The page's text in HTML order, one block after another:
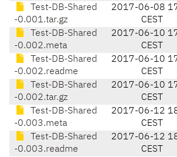
Test-DB-Shared
-0.001.tar.gz
2017-06-08
CEST
Test-DB-Shared
-0.002.meta
2017-06-10
CEST
Test-DB-Shared
-0.002.readme
2017-06-10
CEST
Test-DB-Shared
-0.002.tar.gz
2017-06-10
CEST
Test-DB-Shared
-0.003.meta
2017-06-12
CEST
Test-DB-Shared
-0.003.readme
2017-06-12
CEST